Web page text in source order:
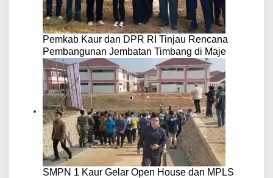
Pemkab Kaur dan DPR RI Tinjau Rencana
Pembangunan Jembatan Timbang di Maje
SMPN 1 Kaur Gelar Open House dan MPLS